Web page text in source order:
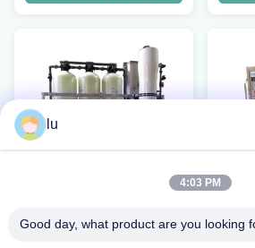
Huamo RO Ters Osmoz
lu
4:03 PM
Good day, what product are you looking